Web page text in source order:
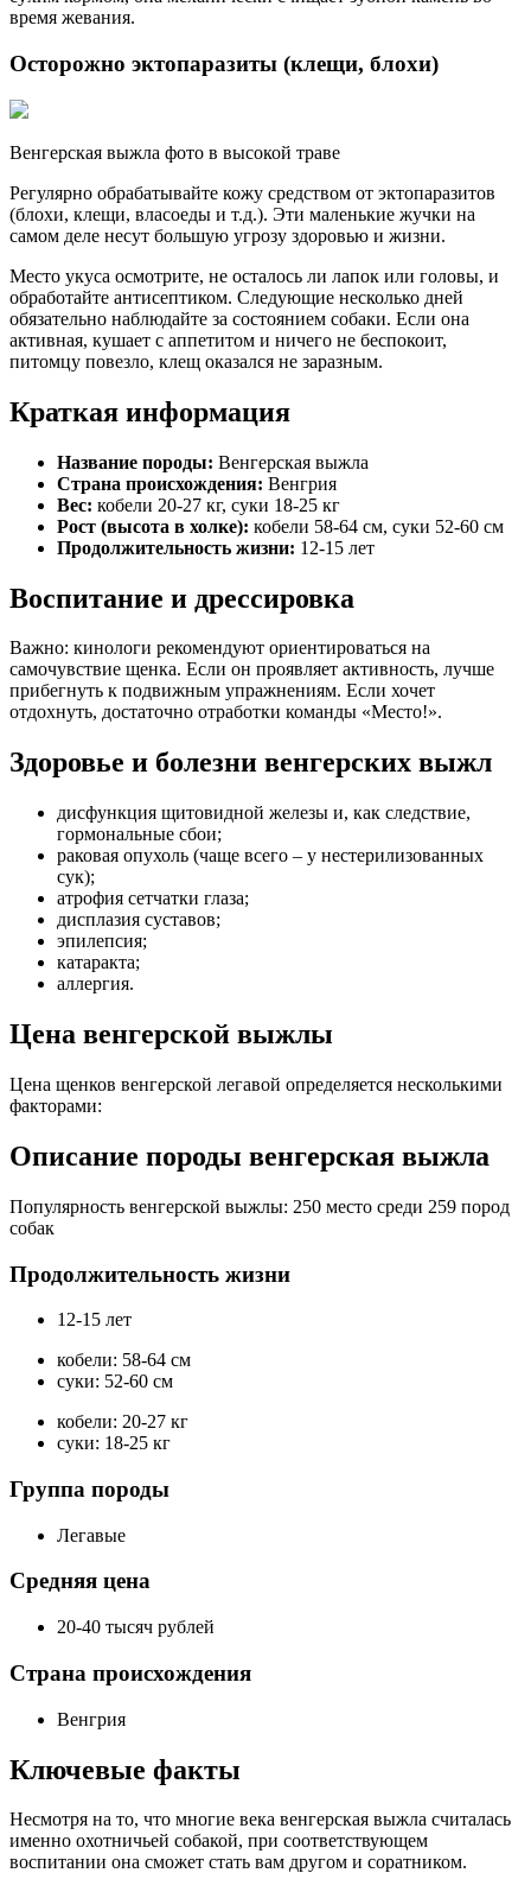
время жевания.
Осторожно эктопаразиты (клещи, блохи)
Венгерская выжла фото в высокой траве
Регулярно обрабатывайте кожу средством от эктопаразитов
(блохи, клещи, власоеды и т.д.). Эти маленькие жучки на
самом деле несут большую угрозу здоровью и жизни.
Место укуса осмотрите, не осталось ли лапок или головы, и
обработайте антисептиком. Следующие несколько дней
обязательно наблюдайте за состоянием собаки. Если она
активная, кушает с аппетитом и ничего не беспокоит,
питомцу повезло, клещ оказался не заразным.
Краткая информация
Название породы: Венгерская выжла
Страна происхождения: Венгрия
Вес: кобели 20-27 кг, суки 18-25 кг
Рост (высота в холке): кобели 58-64 см, суки 52-60 см
Продолжительность жизни: 12-15 лет
Воспитание и дрессировка
Важно: кинологи рекомендуют ориентироваться на
самочувствие щенка. Если он проявляет активность, лучше
прибегнуть к подвижным упражнениям. Если хочет
отдохнуть, достаточно отработки команды «Место!».
Здоровье и болезни венгерских выжл
дисфункция щитовидной железы и, как следствие,
гормональные сбои;
раковая опухоль (чаще всего – у нестерилизованных
сук);
атрофия сетчатки глаза;
дисплазия суставов;
эпилепсия;
катаракта;
аллергия.
Цена венгерской выжлы
Цена щенков венгерской легавой определяется несколькими
факторами:
Описание породы венгерская выжла
Популярность венгерской выжлы: 250 место среди 259 пород
собак
Продолжительность жизни
12-15 лет
кобели: 58-64 см
суки: 52-60 см
кобели: 20-27 кг
суки: 18-25 кг
Группа породы
Легавые
Средняя цена
20-40 тысяч рублей
Страна происхождения
Венгрия
Ключевые факты
Несмотря на то, что многие века венгерская выжла считалась
именно охотничьей собакой, при соответствующем
воспитании она сможет стать вам другом и соратником.